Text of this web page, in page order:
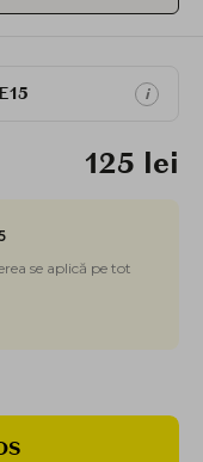
i
125 lei
se aplică pe tot